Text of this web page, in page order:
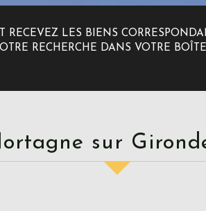
RECEVEZ LES BIENS
RECHERCHE DANS VOTRE
sur